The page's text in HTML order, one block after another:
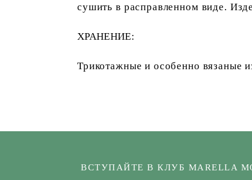
сушить в расправленном виде.
ХРАНЕНИЕ:
Трикотажные и особенно вязаные
ВСТУПАЙТЕ В КЛУБ